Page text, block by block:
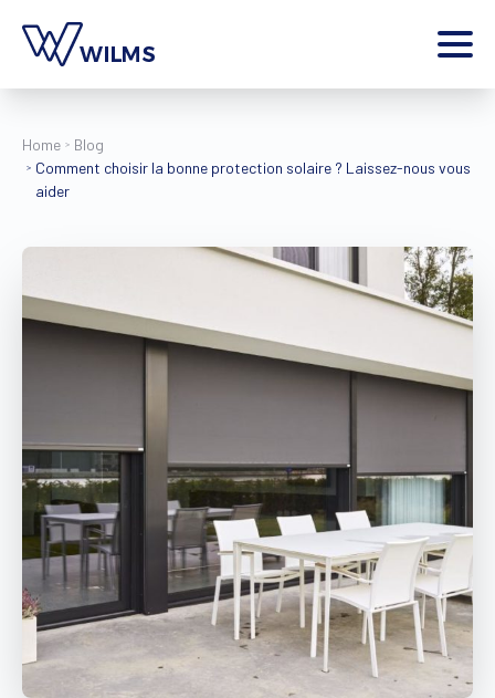
Trouver un revendeur Devis sur mesure
Brochure gratuite
Inspiration
Plus
Home
Blog
Comment choisir la bonne protection solaire ? Laissez-nous vous
aider